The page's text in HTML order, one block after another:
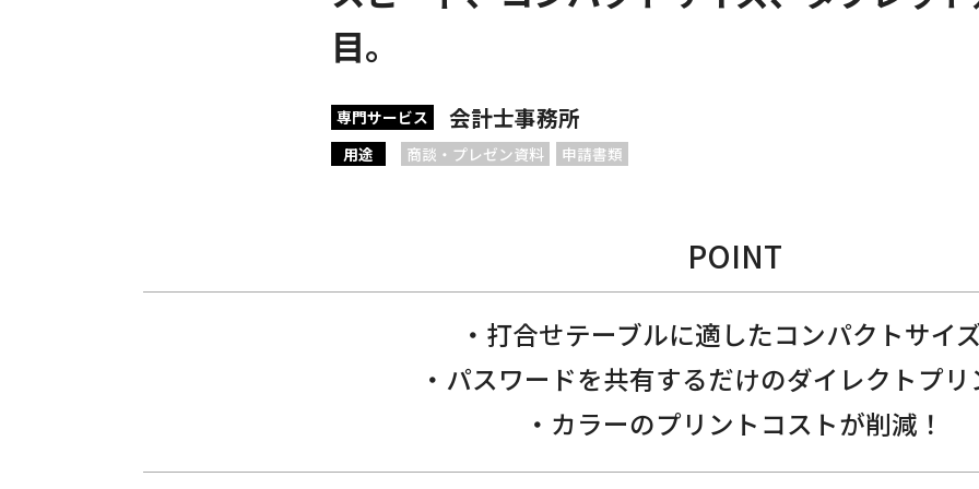
目。
専門サービス 会計士事務所
用途 商談・プレゼン資料 申請書類
POINT
打合せテーブルに適したコンパクトサイ
パスワードを共有するだけのダイレクトプリ
カラーのプリントコストが削減！